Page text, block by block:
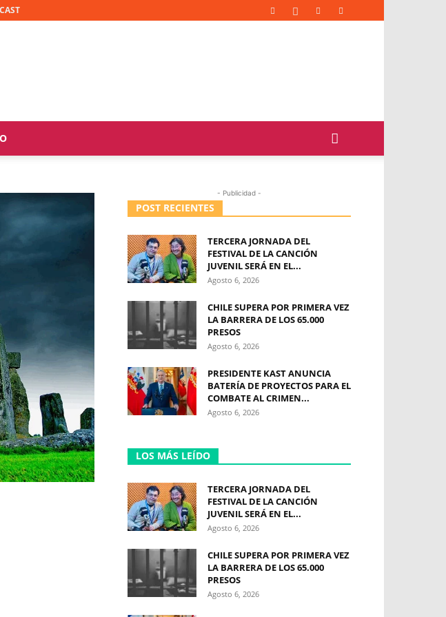
- Publicidad -
POST RECIENTES
TERCERA JORNADA DEL
FESTIVAL DE LA CANCIÓN
JUVENIL SERÁ EN EL...
Agosto 6, 2026
CHILE SUPERA POR PRIMERA VEZ
LA BARRERA DE LOS 65.000
PRESOS
Agosto 6, 2026
PRESIDENTE KAST ANUNCIA
BATERÍA DE PROYECTOS PARA EL
COMBATE AL CRIMEN...
Agosto 6, 2026
LOS MÁS LEÍDO
TERCERA JORNADA DEL
FESTIVAL DE LA CANCIÓN
JUVENIL SERÁ EN EL...
Agosto 6, 2026
CHILE SUPERA POR PRIMERA VEZ
LA BARRERA DE LOS 65.000
PRESOS
Agosto 6, 2026